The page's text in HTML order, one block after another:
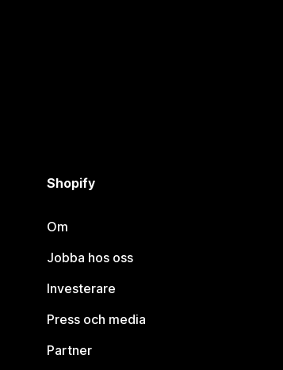
Shopify
Om
Jobba hos oss
Investerare
Press och media
Partner